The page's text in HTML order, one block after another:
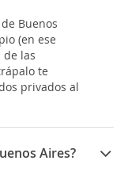
Buenos
(en ese
las
te
privados al
Aires?